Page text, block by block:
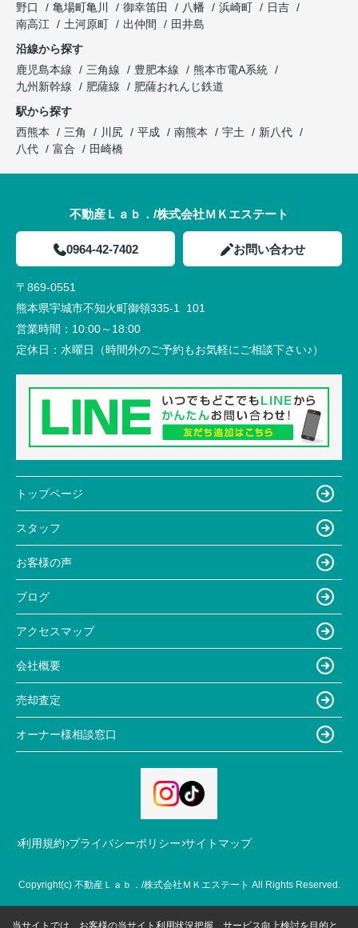
野口
亀場町亀川 御幸笛田 八幡 浜崎町
日吉
南高江
土河原町 出仲間
田井島
沿線から探す
鹿児島本線
三角線 豊肥本線
熊本市電A系統
九州新幹線
肥薩線
肥薩おれんじ鉄道
駅から探す
西熊本
三角 川尻 平成 南熊本 宇土
新八代
八代
富合 田崎橋
不動産Ｌａｂ．/株式会社ＭＫエステート
0964-42-7402 お問い合わせ
〒869-0551
熊本県宇城市不知火町御領335-1 101
営業時間： 10:00～18:00
定休日： 水曜日（時間外のご予約もお気軽にご相談下さい♪）
トップページ
スタッフ
お客様の声
ブログ
アクセスマップ
会社概要
売却査定
オーナー様相談窓口
利用規約 プライバシーポリシー サイトマップ
Copyright(c) 不動産Ｌａｂ．/株式会社ＭＫエステート All Rights Reserved.
当サイトでは、お客様の当サイト利用状況把握、サービス向上検討を目的と